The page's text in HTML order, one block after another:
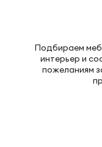
Подбираем
интерьер и
пожеланиям